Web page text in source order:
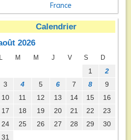
48
32
13
France
Calendrier
2026
M M J V S D
1
2
3
4 5 6 7 8
9
10
11 12 13 14 15
16
17
18 19 20 21 22
23
24
25 26 27 28 29
30
31